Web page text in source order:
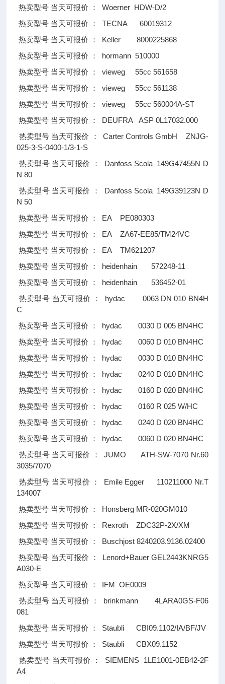
热卖型号 当天可报价 ： Woerner HDW-D/2
热卖型号 当天可报价 ： TECNA 60019312
热卖型号 当天可报价 ： Keller 8000225868
热卖型号 当天可报价 ： hormann 510000
热卖型号 当天可报价 ： vieweg 55cc 561658
热卖型号 当天可报价 ： vieweg 55cc 561138
热卖型号 当天可报价 ： vieweg 55cc 560004A-ST
热卖型号 当天可报价 ： DEUFRA ASP 0L17032.000
热卖型号 当天可报价 ：
Carter Controls GmbH ZNJG-
025-3-S-0400-1/3-1-S
热卖型号 当天可报价 ：
Danfoss Scola 149G47455N D
N 80
热卖型号 当天可报价 ：
Danfoss Scola 149G39123N D
N 50
热卖型号 当天可报价 ： EA PE080303
热卖型号 当天可报价 ： EA ZA67-EE85/TM24VC
热卖型号 当天可报价 ： EA TM621207
热卖型号 当天可报价 ： heidenhain 572248-11
热卖型号 当天可报价 ： heidenhain 536452-01
热卖型号 当天可报价 ：
hydac 0063 DN 010 BN4H
C
热卖型号 当天可报价 ： hydac 0030 D 005 BN4HC
热卖型号 当天可报价 ： hydac 0060 D 010 BN4HC
热卖型号 当天可报价 ： hydac 0030 D 010 BN4HC
热卖型号 当天可报价 ： hydac 0240 D 010 BN4HC
热卖型号 当天可报价 ： hydac 0160 D 020 BN4HC
热卖型号 当天可报价 ： hydac 0160 R 025 W/HC
热卖型号 当天可报价 ： hydac 0240 D 020 BN4HC
热卖型号 当天可报价 ： hydac 0060 D 020 BN4HC
热卖型号 当天可报价 ：
JUMO ATH-SW-7070 Nr.60
3035/7070
热卖型号 当天可报价 ：
Emile Egger 110211000 Nr.T
134007
热卖型号 当天可报价 ： Honsberg MR-020GM010
热卖型号 当天可报价 ： Rexroth ZDC32P-2X/XM
热卖型号 当天可报价 ： Buschjost 8240203.9136.02400
热卖型号 当天可报价 ：
Lenord+Bauer GEL2443KNRG5
A030-E
热卖型号 当天可报价 ： IFM OE0009
热卖型号 当天可报价 ：
brinkmann 4LARA0GS-F06
081
热卖型号 当天可报价 ： Staubli CBI09.1102/IA/BF/JV
热卖型号 当天可报价 ： Staubli CBX09.1152
热卖型号 当天可报价 ：
SIEMENS 1LE1001-0EB42-2F
A4